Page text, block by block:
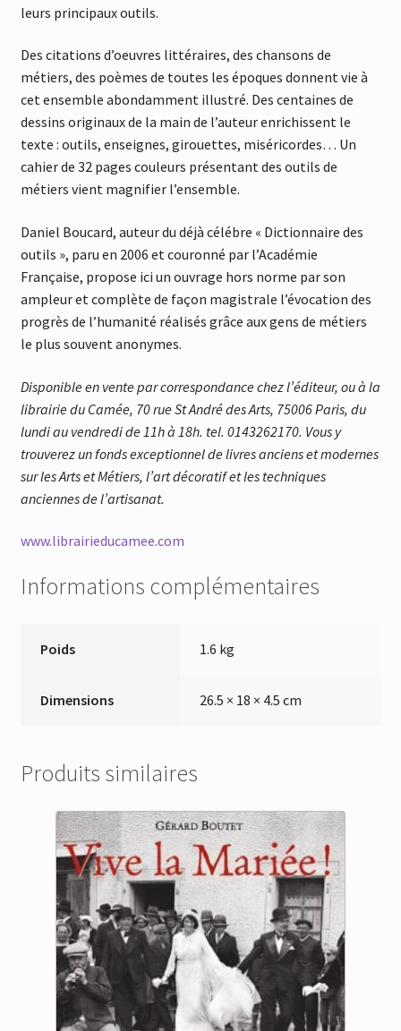
leurs principaux outils.
Des citations d’oeuvres littéraires, des chansons de
métiers, des poèmes de toutes les époques donnent vie à
cet ensemble abondamment illustré. Des centaines de
dessins originaux de la main de l’auteur enrichissent le
texte : outils, enseignes, girouettes, miséricordes… Un
cahier de 32 pages couleurs présentant des outils de
métiers vient magnifier l’ensemble.
Daniel Boucard, auteur du déjà célébre « Dictionnaire des
outils », paru en 2006 et couronné par l’Académie
Française, propose ici un ouvrage hors norme par son
ampleur et complète de façon magistrale l’évocation des
progrès de l’humanité réalisés grâce aux gens de métiers
le plus souvent anonymes.
Disponible en vente par correspondance chez l’éditeur, ou à la
librairie du Camée, 70 rue St André des Arts, 75006 Paris, du
lundi au vendredi de 11h à 18h. tel. 0143262170. Vous y
trouverez un fonds exceptionnel de livres anciens et modernes
sur les Arts et Métiers, l’art décoratif et les techniques
anciennes de l’artisanat.
www.librairieducamee.com
Informations complémentaires
Poids 1.6 kg
Dimensions 26.5 × 18 × 4.5 cm
Produits similaires